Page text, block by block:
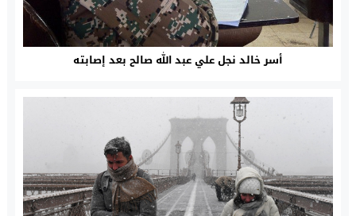
أسر خالد نجل علي عبد الله صالح بعد إصابته